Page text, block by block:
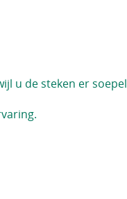
u de steken er soepel